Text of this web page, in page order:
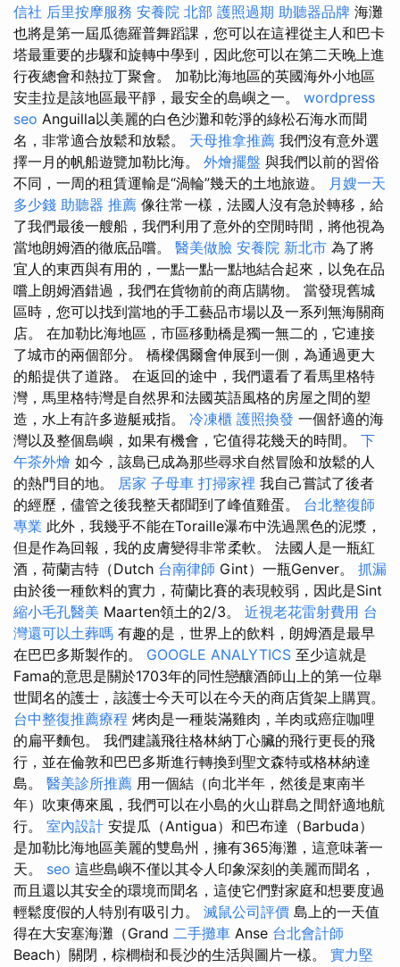
信社 后里按摩服務 安養院 北部 護照過期 助聽器品牌 海灘
也將是第一屆瓜德羅普舞蹈課，您可以在這裡從主人和巴卡
塔最重要的步驟和旋轉中學到，因此您可以在第二天晚上進
行夜總會和熱拉丁聚會。 加勒比海地區的英國海外小地區
安圭拉是該地區最平靜，最安全的島嶼之一。 wordpress
seo Anguilla以美麗的白色沙灘和乾淨的綠松石海水而聞
名，非常適合放鬆和放鬆。 天母推拿推薦 我們沒有意外選
擇一月的帆船遊覽加勒比海。 外燴擺盤 與我們以前的習俗
不同，一周的租賃運輸是“渦輪”幾天的土地旅遊。 月嫂一天
多少錢 助聽器 推薦 像往常一樣，法國人沒有急於轉移，給
了我們最後一艘船，我們利用了意外的空閒時間，將他視為
當地朗姆酒的徹底品嚐。 醫美做臉 安養院 新北市 為了將
宜人的東西與有用的，一點一點一點地結合起來，以免在品
嚐上朗姆酒錯過，我們在貨物前的商店購物。 當發現舊城
區時，您可以找到當地的手工藝品市場以及一系列無海關商
店。 在加勒比海地區，市區移動橋是獨一無二的，它連接
了城市的兩個部分。 橋樑偶爾會伸展到一側，為通過更大
的船提供了道路。 在返回的途中，我們還看了看馬里格特
灣，馬里格特灣是自然界和法國英語風格的房屋之間的塑
造，水上有許多遊艇戒指。 冷凍櫃 護照換發 一個舒適的海
灣以及整個島嶼，如果有機會，它值得花幾天的時間。 下
午茶外燴 如今，該島已成為那些尋求自然冒險和放鬆的人
的熱門目的地。 居家 子母車 打掃家裡 我自己嘗試了後者
的經歷，儘管之後我整天都聞到了峰值雞蛋。 台北整復師
專業 此外，我幾乎不能在Toraille瀑布中洗過黑色的泥漿，
但是作為回報，我的皮膚變得非常柔軟。 法國人是一瓶紅
酒，荷蘭吉特（Dutch 台南律師 Gint）一瓶Genver。 抓漏
由於後一種飲料的實力，荷蘭比賽的表現較弱，因此是Sint
縮小毛孔醫美 Maarten領土的2/3。 近視老花雷射費用 台
灣還可以土葬嗎 有趣的是，世界上的飲料，朗姆酒是最早
在巴巴多斯製作的。 GOOGLE ANALYTICS 至少這就是
Fama的意思是關於1703年的同性戀釀酒師山上的第一位舉
世聞名的護士，該護士今天可以在今天的商店貨架上購買。
台中整復推薦療程 烤肉是一種裝滿雞肉，羊肉或癌症咖哩
的扁平麵包。 我們建議飛往格林納丁心臟的飛行更長的飛
行，並在倫敦和巴巴多斯進行轉換到聖文森特或格林納達
島。 醫美診所推薦 用一個結（向北半年，然後是東南半
年）吹東傳來風，我們可以在小島的火山群島之間舒適地航
行。 室內設計 安提瓜（Antigua）和巴布達（Barbuda）
是加勒比海地區美麗的雙島州，擁有365海灘，這意味著一
天。 seo 這些島嶼不僅以其令人印象深刻的美麗而聞名，
而且還以其安全的環境而聞名，這使它們對家庭和想要度過
輕鬆度假的人特別有吸引力。 滅鼠公司評價 島上的一天值
得在大安塞海灘（Grand 二手攤車 Anse 台北會計師
Beach）關閉，棕櫚樹和長沙的生活與圖片一樣。 實力堅